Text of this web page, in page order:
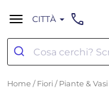
CITTÀ call
Home / Fiori / Piante & Vasi